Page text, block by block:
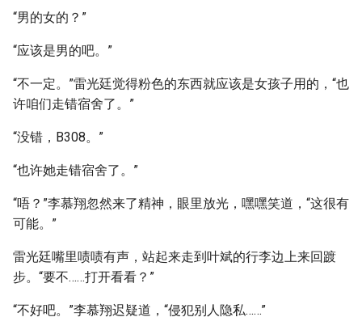
“男的女的？”
“应该是男的吧。”
“不一定。”雷光廷觉得粉色的东西就应该是女孩子用的，“也
许咱们走错宿舍了。”
“没错，B308。”
“也许她走错宿舍了。”
“唔？”李慕翔忽然来了精神，眼里放光，嘿嘿笑道，“这很有
可能。”
雷光廷嘴里啧啧有声，站起来走到叶斌的行李边上来回踱
步。“要不……打开看看？”
“不好吧。”李慕翔迟疑道，“侵犯别人隐私……”